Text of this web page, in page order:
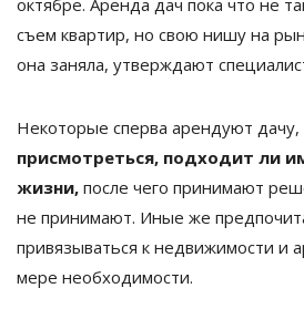
съем квартир, но свою нишу на
она заняла, утверждают
Некоторые сперва арендуют дачу,
присмотреться, подходит ли
жизни, после чего принимают
не принимают. Иные же
привязываться к недвижимости и
мере необходимости.